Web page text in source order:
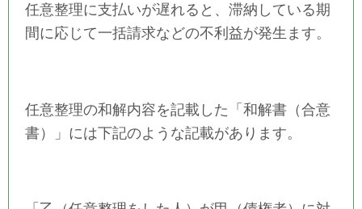
任意整理に支払いが遅れると、滞納している期
間に応じて一括請求などの不利益が発生ます。
任意整理の和解内容を記載した「和解書（合意
書）」には下記のような記載があります。